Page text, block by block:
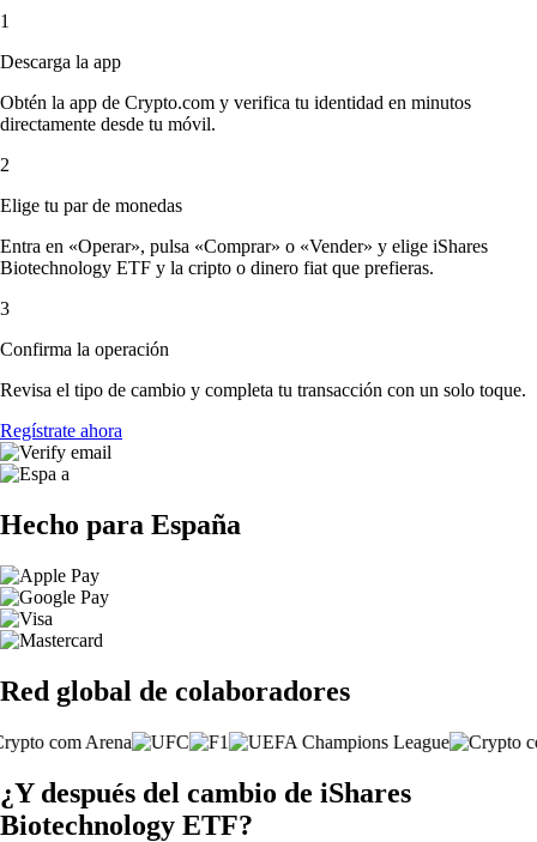
1
Descarga la app
Obtén la app de Crypto.com y verifica tu identidad en minutos
directamente desde tu móvil.
2
Elige tu par de monedas
Entra en «Operar», pulsa «Comprar» o «Vender» y elige iShares
Biotechnology ETF y la cripto o dinero fiat que prefieras.
3
Confirma la operación
Revisa el tipo de cambio y completa tu transacción con un solo toque.
Regístrate ahora
Hecho para España
Red global de colaboradores
¿Y después del cambio de iShares
Biotechnology ETF?